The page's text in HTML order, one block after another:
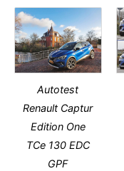
Autotest
Renault Captur
Edition One
TCe 130 EDC
GPF